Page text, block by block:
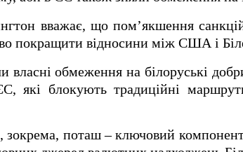
вважає, що пом’якшення
покращити відносини між США і
обмеження на білоруські
які блокують традиційні
зокрема, поташ – ключовий компонент